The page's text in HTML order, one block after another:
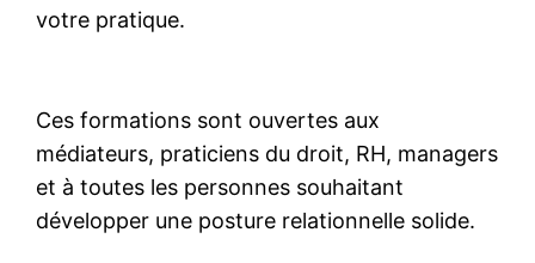
votre pratique.
Ces formations sont ouvertes aux
médiateurs, praticiens du droit, RH, managers
et à toutes les personnes souhaitant
développer une posture relationnelle solide.